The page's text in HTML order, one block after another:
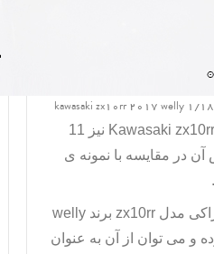
kawasaki zx10rr 2017 welly 1/18
Kawasaki
نیز 11
در مقایسه با نمونه ی
مدل zx10rr برند welly
بوده و می توان از آن به عنوان